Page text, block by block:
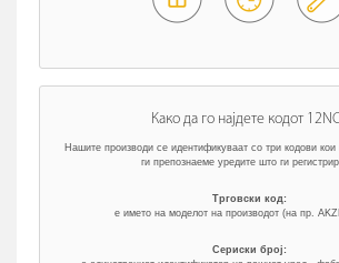
Како да го најдете кодот
Нашите производи се идентификуваат со три кодови
ги препознаеме уредите што ги
Трговски код:
е името на моделот на производот (на пр.
Сериски број: